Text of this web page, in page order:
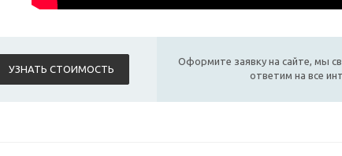
УЗНАТЬ СТОИМОСТЬ
Оформите заявку на сайте, мы
ответим на все